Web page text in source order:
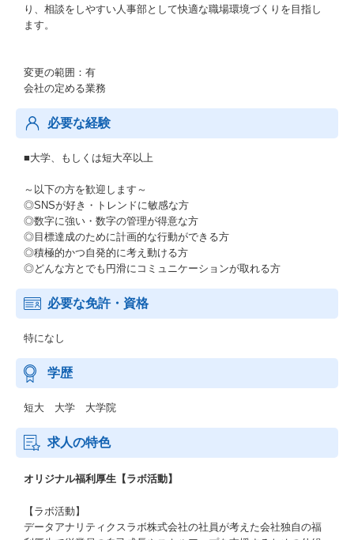
り、相談をしやすい人事部として快適な職場環境づくりを目指し
ます。
変更の範囲：有
会社の定める業務
必要な経験
■大学、もしくは短大卒以上
～以下の方を歓迎します～
◎SNSが好き・トレンドに敏感な方
◎数字に強い・数字の管理が得意な方
◎目標達成のために計画的な行動ができる方
◎積極的かつ自発的に考え動ける方
◎どんな方とでも円滑にコミュニケーションが取れる方
必要な免許・資格
特になし
学歴
短大 大学 大学院
求人の特色
オリジナル福利厚生【ラボ活動】
【ラボ活動】
データアナリティクスラボ株式会社の社員が考えた会社独自の福